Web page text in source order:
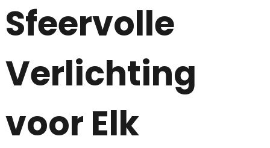
Sfeervolle
Verlichting
voor Elk